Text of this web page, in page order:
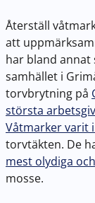
Återställ
att
har bland annat
samhället i
torvbrytning på
största
Våtmarker varit
torvtäkten. De
mest olydiga
mosse.